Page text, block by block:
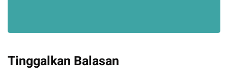
Tinggalkan Balasan